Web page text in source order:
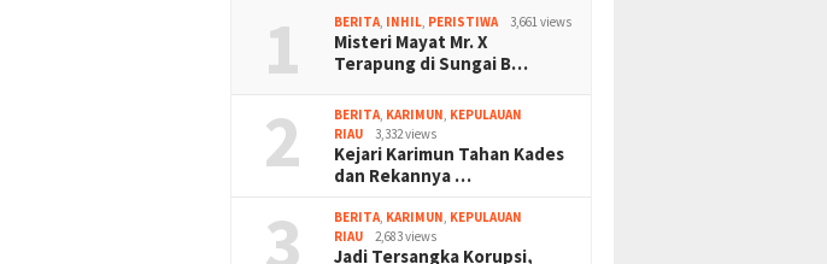
1 BERITA INHIL PERISTIWA 3,661 views
Misteri Mayat Mr. X
Terapung di Sungai B…
2 BERITA KARIMUN KEPULAUAN
RIAU
3,332 views
Kejari Karimun Tahan Kades
dan Rekannya …
3 BERITA KARIMUN KEPULAUAN
RIAU
2,683 views
Jadi Tersangka Korupsi,